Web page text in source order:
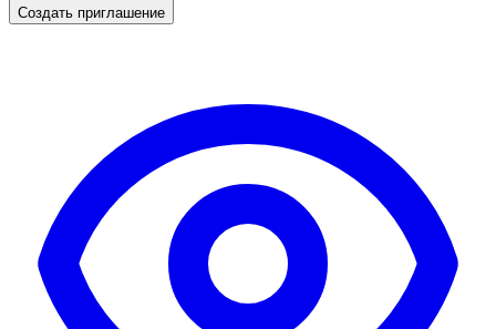
Создать приглашение